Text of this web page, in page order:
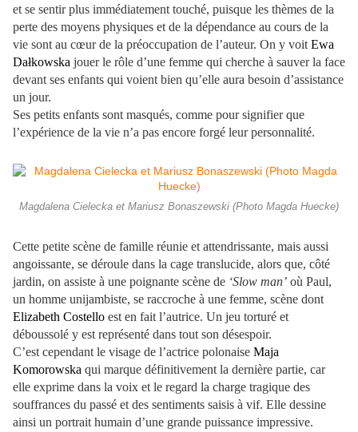
et se sentir plus immédiatement touché, puisque les thèmes de la
perte des moyens physiques et de la dépendance au cours de la
vie sont au cœur de la préoccupation de l’auteur. On y voit Ewa
Dałkowska jouer le rôle d’une femme qui cherche à sauver la face
devant ses enfants qui voient bien qu’elle aura besoin d’assistance
un jour.
Ses petits enfants sont masqués, comme pour signifier que
l’expérience de la vie n’a pas encore forgé leur personnalité.
Magdalena Cielecka et Mariusz Bonaszewski (Photo Magda Huecke)
Cette petite scène de famille réunie et attendrissante, mais aussi
angoissante, se déroule dans la cage translucide, alors que, côté
jardin, on assiste à une poignante scène de ‘Slow man’ où Paul,
un homme unijambiste, se raccroche à une femme, scène dont
Elizabeth Costello est en fait l’autrice. Un jeu torturé et
déboussolé y est représenté dans tout son désespoir.
C’est cependant le visage de l’actrice polonaise Maja
Komorowska qui marque définitivement la dernière partie, car
elle exprime dans la voix et le regard la charge tragique des
souffrances du passé et des sentiments saisis à vif. Elle dessine
ainsi un portrait humain d’une grande puissance impressive.